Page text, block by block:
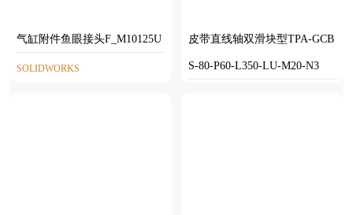
气缸附件鱼眼接头F_M10125U
SOLIDWORKS
皮带直线轴双滑块型TPA-GCB
S-80-P60-L350-LU-M20-N3